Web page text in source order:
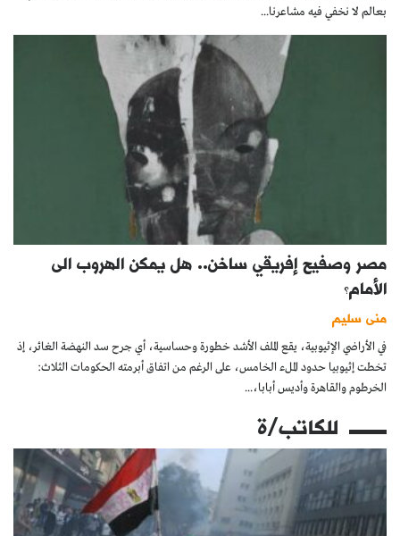
بعالم لا نخفي فيه مشاعرنا...
مصر وصفيح إفريقي ساخن.. هل يمكن الهروب الى
الأمام؟
منى سليم
في الأراضي الإثيوبية، يقع الملف الأشد خطورة وحساسية، أي جرح سد النهضة الغائر، إذ
تخطت إثيوبيا حدود الملء الخامس، على الرغم من اتفاق أبرمته الحكومات الثلاث:
الخرطوم والقاهرة وأديس أبابا،...
للكاتب/ة